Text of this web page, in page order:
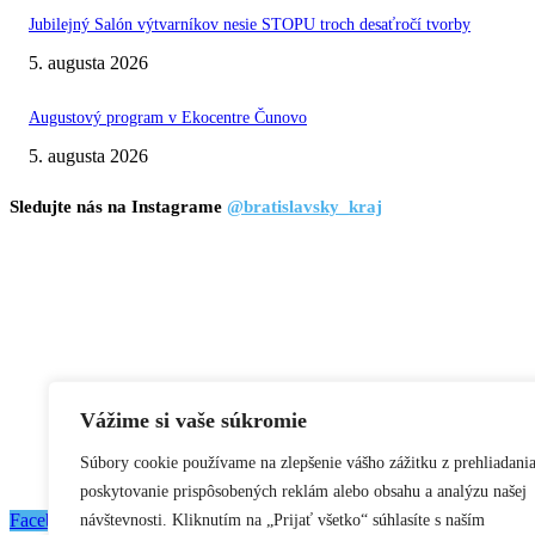
Vážime si vaše súkromie
Súbory cookie používame na zlepšenie vášho zážitku z
poskytovanie prispôsobených reklám alebo obsahu a analýzu našej
návštevnosti. Kliknutím na „Prijať všetko“ súhlasíte s naším
Jubilejný Salón výtvarníkov nesie STOPU troch desaťročí tvorby
5. augusta 2026
Augustový program v Ekocentre Čunovo
5. augusta 2026
Sledujte nás na Instagrame @bratislavsky_kraj
Facebook Flickr Instagram RSS Spotify Youtube